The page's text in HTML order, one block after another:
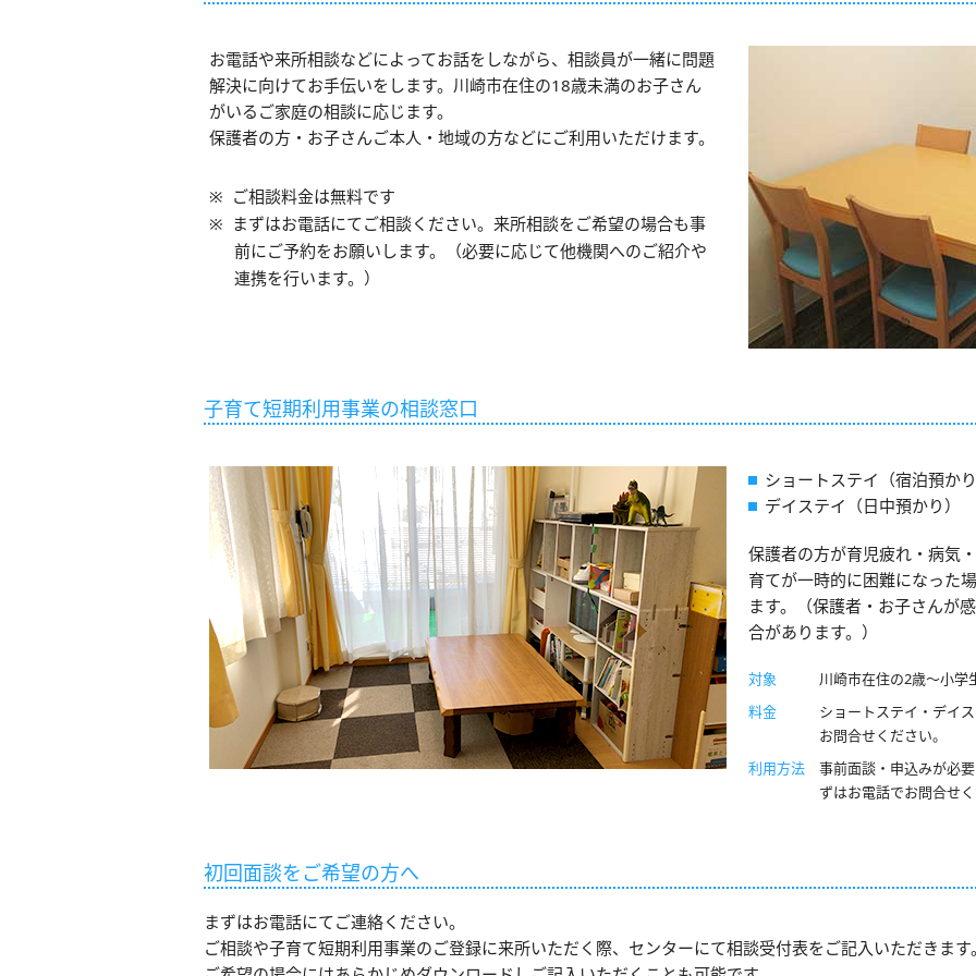
お電話や来所相談などによってお話をしながら、相談員が一緒に問題
解決に向けてお手伝いをします。川崎市在住の18歳未満のお子さん
がいるご家庭の相談に応じます。
保護者の方・お子さんご本人・地域の方などにご利用いただけます。
ご相談料金は無料です
まずはお電話にてご相談ください。来所相談をご希望の場合も事
前にご予約をお願いします。（必要に応じて他機関へのご紹介や
連携を行います。）
子育て短期利用事業の相談窓口
ショートステイ（宿泊預か
デイステイ（日中預かり）
保護者の方が育児疲れ・病気
育てが一時的に困難になった
ます。（保護者・お子さんが
合があります。）
対象
川崎市在住の2歳～小学
料金
ショートステイ・デイ
お問合せください。
利用方法
事前面談・申込みが必
ずはお電話でお問合せ
初回面談をご希望の方へ
まずはお電話にてご連絡ください。
ご相談や子育て短期利用事業のご登録に来所いただく際、センターにて相談受付表をご記入いただきます